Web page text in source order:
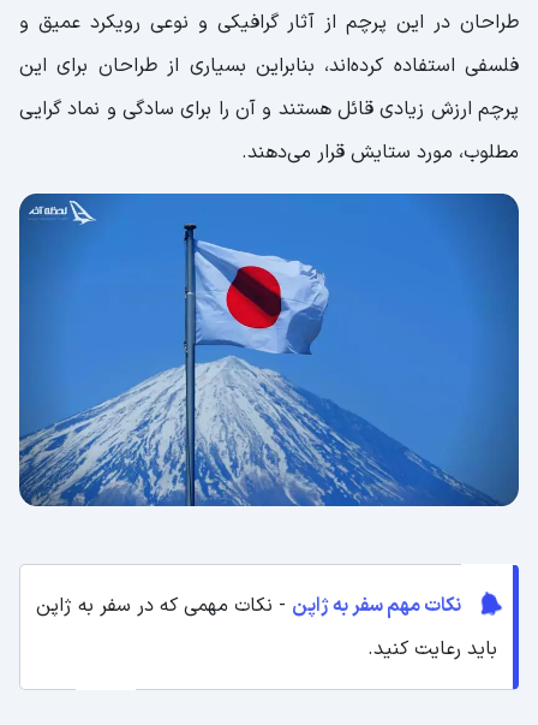
طراحان در این پرچم از آثار گرافیکی و نوعی رویکرد عمیق و
فلسفی استفاده کرده‌اند، بنابراین بسیاری از طراحان برای این
پرچم ارزش زیادی قائل هستند و آن را برای سادگی و نماد گرایی
مطلوب، مورد ستایش قرار می‌دهند.
نکات مهم سفر به ژاپن - نکات مهمی که در سفر به ژاپن
باید رعایت کنید.